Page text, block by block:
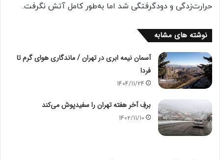
حرارت‌زدگی و دودگرفتگی شد اما به‌طور کامل آتش نگرفت.
نوشته های مشابه
آسمان نیمه ابری در تهران / ماندگاری هوای گرم تا
فردا
1404/11/24
برفِ آخر هفته تهران را سفیدپوش می‌کند
1402/11/10